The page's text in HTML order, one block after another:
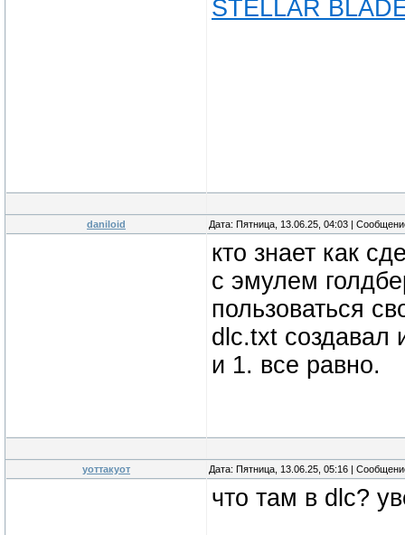
STELLAR
daniloid Дата: Пятница, 13.06.25, 04:03 |
кто знает как
с эмулем
пользоваться
dlc.txt создавал
и 1. все равно.
уоттакуот Дата: Пятница, 13.06.25, 05:16 |
что там в dlc?